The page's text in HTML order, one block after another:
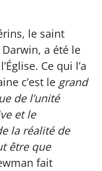
le saint
a été le
Ce qui l’a
c’est le grand
de l’unité
et le
la réalité de
être que
fait